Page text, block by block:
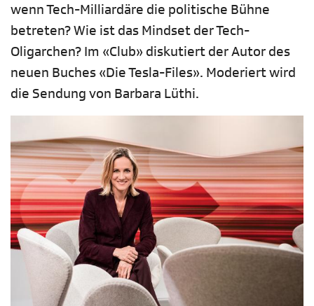
wenn Tech-Milliardäre die politische Bühne
betreten? Wie ist das Mindset der Tech-
Oligarchen? Im «Club» diskutiert der Autor des
neuen Buches «Die Tesla-Files». Moderiert wird
die Sendung von Barbara Lüthi.